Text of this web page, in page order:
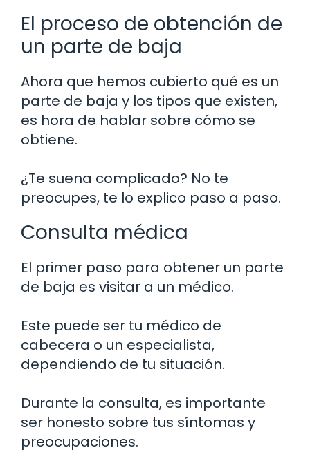
El proceso de obtención de
un parte de baja
Ahora que hemos cubierto qué es un
parte de baja y los tipos que existen,
es hora de hablar sobre cómo se
obtiene.
¿Te suena complicado? No te
preocupes, te lo explico paso a paso.
Consulta médica
El primer paso para obtener un parte
de baja es visitar a un médico.
Este puede ser tu médico de
cabecera o un especialista,
dependiendo de tu situación.
Durante la consulta, es importante
ser honesto sobre tus síntomas y
preocupaciones.